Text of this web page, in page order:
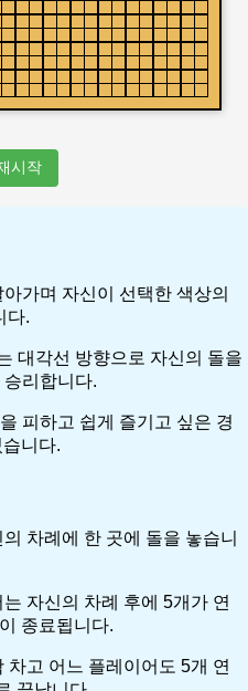
시작
가며 자신이 선택한 색상의
다.
대각선 방향으로 자신의 돌을
리합니다.
피하고 쉽게 즐기고 싶은 경
니다.
차례에 한 곳에 돌을 놓습니
자신의 차례 후에 5개가 연
종료됩니다.
차고 어느 플레이어도 5개 연